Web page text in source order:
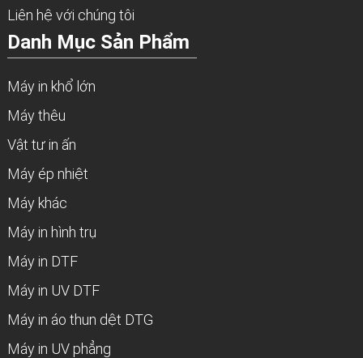
Liên hệ với chúng tôi
Danh Mục Sản Phẩm
Máy in khổ lớn
Máy thêu
Vật tư in ấn
Máy ép nhiệt
Máy khác
Máy in hình trụ
Máy in DTF
Máy in UV DTF
Máy in áo thun dệt DTG
Máy in UV phẳng